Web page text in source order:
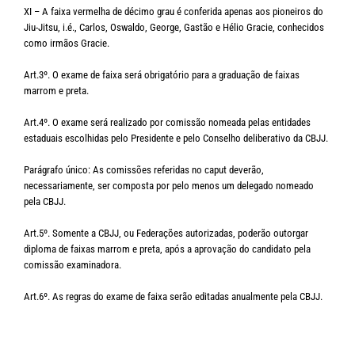
XI – A faixa vermelha de décimo grau é conferida apenas aos pioneiros do
Jiu-Jitsu, i.é., Carlos, Oswaldo, George, Gastão e Hélio Gracie, conhecidos
como irmãos Gracie.
Art.3º. O exame de faixa será obrigatório para a graduação de faixas
marrom e preta.
Art.4º. O exame será realizado por comissão nomeada pelas entidades
estaduais escolhidas pelo Presidente e pelo Conselho deliberativo da CBJJ.
Parágrafo único: As comissões referidas no caput deverão,
necessariamente, ser composta por pelo menos um delegado nomeado
pela CBJJ.
Art.5º. Somente a CBJJ, ou Federações autorizadas, poderão outorgar
diploma de faixas marrom e preta, após a aprovação do candidato pela
comissão examinadora.
Art.6º. As regras do exame de faixa serão editadas anualmente pela CBJJ.